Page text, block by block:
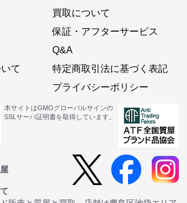
て
買取について
保証・アフターサービス
Q&A
特定商取引法に基づく表記
プライバシーポリシー
本サイトはGMOグローバルサインの
SSLサーバ証明書を取得しています。